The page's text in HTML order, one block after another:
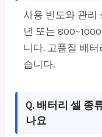
사용 빈도와 관리
년 또는
니다. 고품질 배
습니다.
Q. 배터리 셀 종
나요